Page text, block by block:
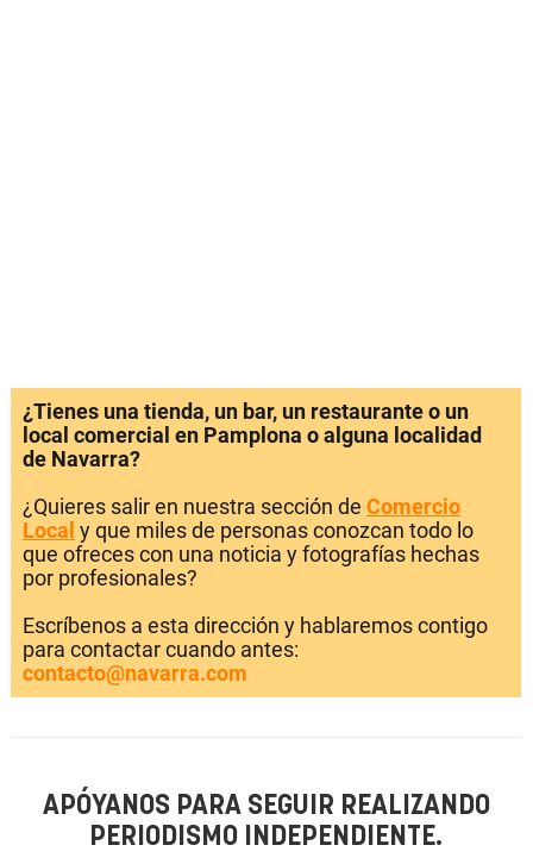
¿Tienes una tienda, un bar, un restaurante o un
local comercial en Pamplona o alguna localidad
de Navarra?
¿Quieres salir en nuestra sección de Comercio
Local y que miles de personas conozcan todo lo
que ofreces con una noticia y fotografías hechas
por profesionales?
Escríbenos a esta dirección y hablaremos contigo
para contactar cuando antes:
contacto@navarra.com
APÓYANOS PARA SEGUIR REALIZANDO
PERIODISMO INDEPENDIENTE.